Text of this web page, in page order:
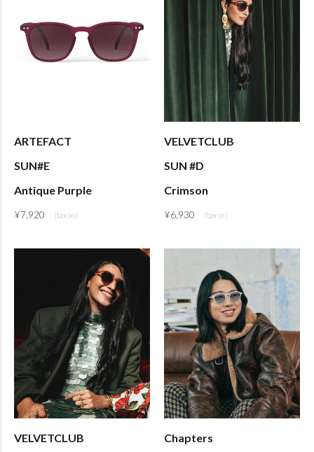
ARTEFACT
SUN#E
Antique Purple
¥7,920
VELVETCLUB
SUN #D
Crimson
¥6,930
VELVETCLUB
Chapters